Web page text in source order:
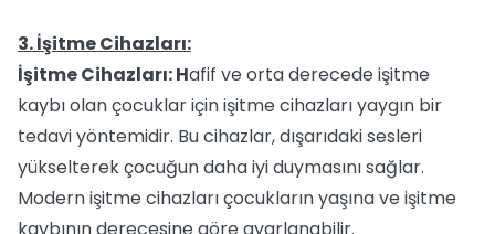
3. İşitme Cihazları:
İşitme Cihazları: Hafif ve orta derecede işitme
kaybı olan çocuklar için işitme cihazları yaygın bir
tedavi yöntemidir. Bu cihazlar, dışarıdaki sesleri
yükselterek çocuğun daha iyi duymasını sağlar.
Modern işitme cihazları çocukların yaşına ve işitme